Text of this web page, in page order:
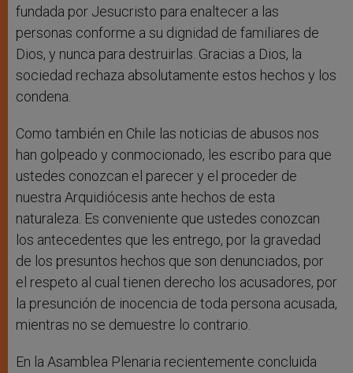
fundada por Jesucristo para enaltecer a las
personas conforme a su dignidad de familiares de
Dios, y nunca para destruirlas. Gracias a Dios, la
sociedad rechaza absolutamente estos hechos y los
condena.
Como también en Chile las noticias de abusos nos
han golpeado y conmocionado, les escribo para que
ustedes conozcan el parecer y el proceder de
nuestra Arquidiócesis ante hechos de esta
naturaleza. Es conveniente que ustedes conozcan
los antecedentes que les entrego, por la gravedad
de los presuntos hechos que son denunciados, por
el respeto al cual tienen derecho los acusadores, por
la presunción de inocencia de toda persona acusada,
mientras no se demuestre lo contrario.
En la Asamblea Plenaria recientemente concluida